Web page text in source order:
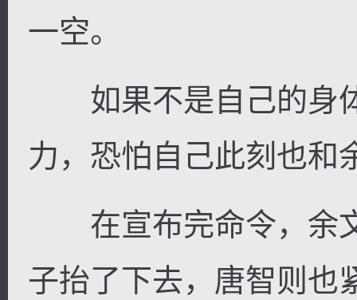
一空。
如果不是自己的身
力，恐怕自己此刻也和
在宣布完命令，余
子抬了下去，唐智则也